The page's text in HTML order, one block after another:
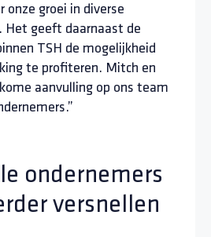
onze groei in diverse
geeft daarnaast de
TSH de mogelijkheid
te profiteren. Mitch en
aanvulling op ons team
ondernemers
versnellen